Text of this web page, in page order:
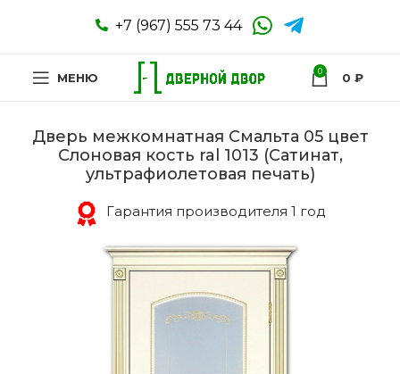
+7 (967) 555 73 44
МЕНЮ 0 0 ₽
Дверь межкомнатная Смальта 05 цвет
Слоновая кость ral 1013 (Сатинат,
ультрафиолетовая печать)
Гарантия производителя 1 год